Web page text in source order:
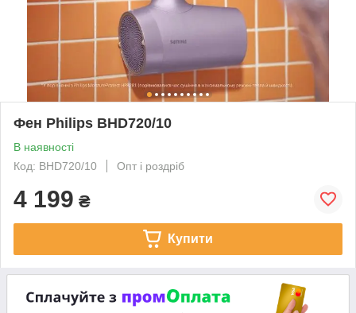
Фен Philips BHD720/10
В наявності
Код: BHD720/10
Опт і роздріб
4 199 ₴
Купити